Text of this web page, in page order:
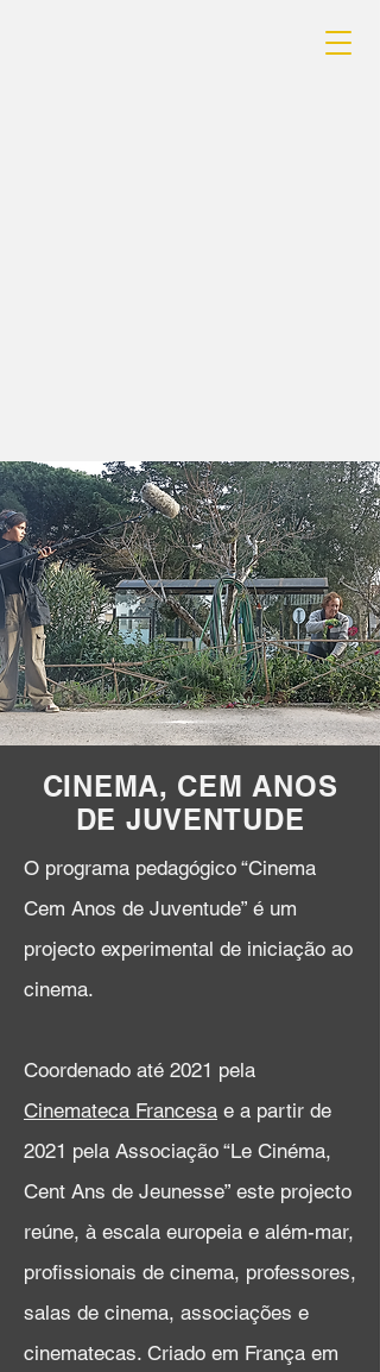
CINEMA, CEM ANOS
DE JUVENTUDE
O programa pedagógico “Cinema
Cem Anos de Juventude” é um
projecto experimental de iniciação ao
cinema.
Coordenado até 2021 pela
Cinemateca Francesa e a partir de
2021 pela Associação “Le Cinéma,
Cent Ans de Jeunesse” este projecto
reúne, à escala europeia e além-mar,
profissionais de cinema, professores,
salas de cinema, associações e
cinematecas. Criado em França em